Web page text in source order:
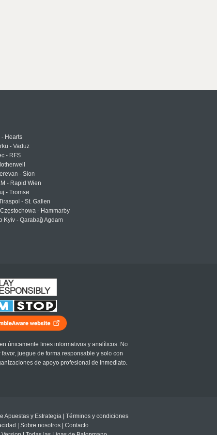
Hearts
- Vaduz
- RFS
- Sion
- Rapid Wien
- Tromsø
- St. Gallen
- Hammarby
Kyiv - Qarabağ Agdam
únicamente fines informativos y analíticos. No
juegue de forma responsable y solo con
de apoyo profesional de inmediato.
Apuestas y Estrategia
Términos y condiciones
Sobre nosotros
Contacto